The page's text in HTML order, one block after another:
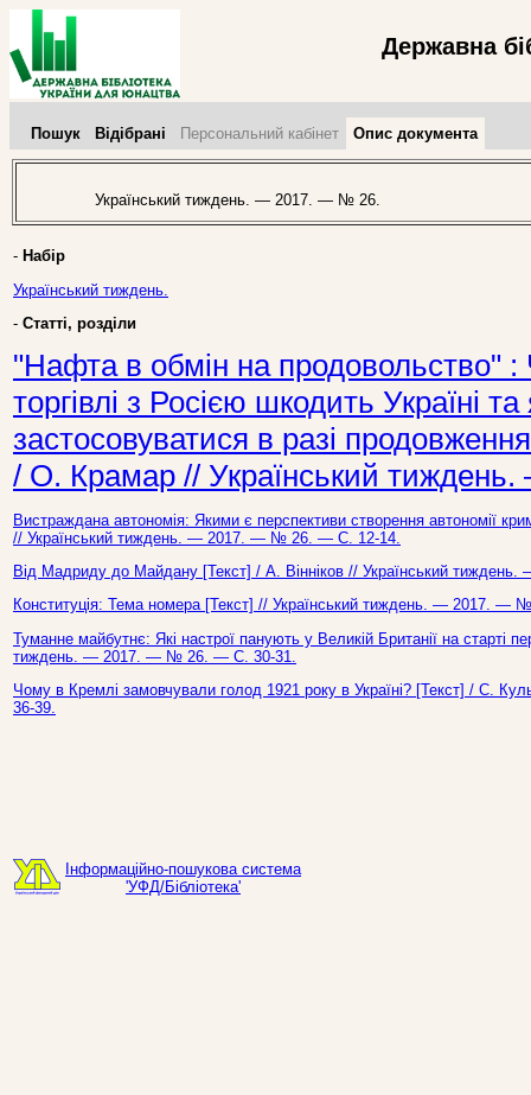
Державна
Пошук Відібрані Персональний кабінет Опис документа
Український тиждень. — 2017. — № 26.
- Набір
Український тиждень.
- Статті, розділи
"Нафта в обмін на продовольство" :
торгівлі з Росією шкодить Україні
застосовуватися в разі
/ О. Крамар // Український
Вистраждана автономія: Якими є перспективи створення автономії
// Український тиждень. — 2017. — № 26. — С. 12-14.
Від Мадриду до Майдану [Текст] / А. Вінніков // Український
Конституція: Тема номера [Текст] // Український тиждень. — 2017.
Туманне майбутнє: Які настрої панують у Великій Британії на старті
тиждень. — 2017. — № 26. — С. 30-31.
Чому в Кремлі замовчували голод 1921 року в Україні? [Текст] / С.
36-39.
Інформаційно-пошукова система
'УФД/Бібліотека'